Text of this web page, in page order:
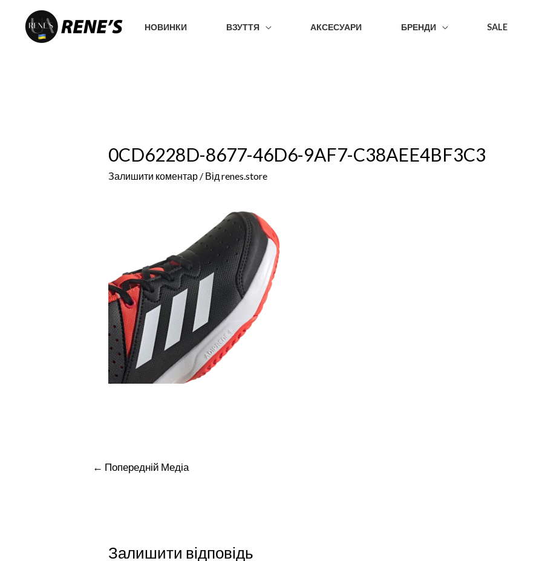
Перейти
НОВИНКИ ВЗУТТЯ АКСЕСУАРИ БРЕНДИ SALE
0CD6228D-8677-46D6-9AF7-C38AEE4BF3C3
Залишити коментар / Від renes.store
Навігація
← Попередній Медіа
Залишити відповідь